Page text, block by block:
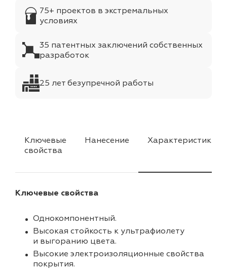
75+ проектов в экстремальных
условиях
35 патентных заключений собственных
разработок
25 лет безупречной работы
Ключевые
свойства
Нанесение Характеристики
Ключевые свойства
Однокомпонентный.
Высокая стойкость к ультрафиолету
и выгоранию цвета.
Высокие электроизоляционные свойства
покрытия.